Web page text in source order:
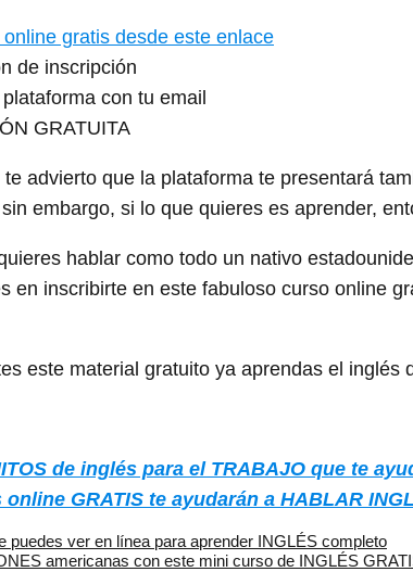
gratis desde este enlace
de inscripción
con tu email
GRATUITA
advierto que la plataforma te presentará
embargo, si lo que quieres es aprender,
hablar como todo un nativo
en inscribirte en este fabuloso curso online
este material gratuito ya aprendas el inglés
de inglés para el TRABAJO que te
GRATIS te ayudarán a HABLAR
puedes ver en línea para aprender INGLÉS completo
americanas con este mini curso de INGLÉS